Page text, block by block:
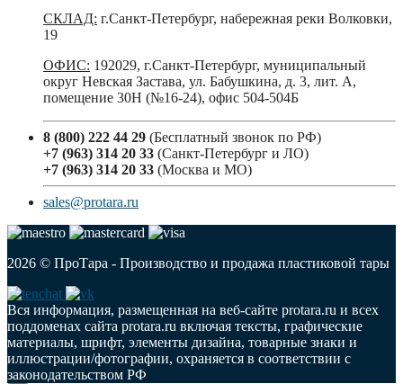
СКЛАД: г.Санкт-Петербург, набережная реки Волковки,
19
ОФИС: 192029, г.Санкт-Петербург, муниципальный
округ Невская Застава, ул. Бабушкина, д. 3, лит. А,
помещение 30Н (№16-24), офис 504-504Б
8 (800) 222 44 29 (Бесплатный звонок по РФ)
+7 (963) 314 20 33 (Санкт-Петербург и ЛО)
+7 (963) 314 20 33 (Москва и МО)
sales@protara.ru
2026 © ПроТара - Производство и продажа пластиковой тары
Вся информация, размещенная на веб-сайте protara.ru и всех
поддоменах сайта protara.ru включая тексты, графические
материалы, шрифт, элементы дизайна, товарные знаки и
иллюстрации/фотографии, охраняется в соответствии с
законодательством РФ